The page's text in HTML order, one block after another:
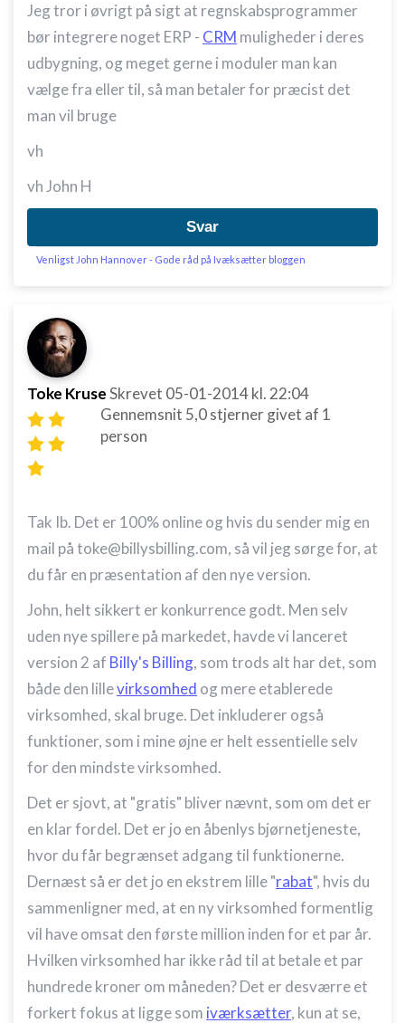
Jeg tror i øvrigt på sigt at regnskabsprogrammer
bør integrere noget ERP - CRM muligheder i deres
udbygning, og meget gerne i moduler man kan
vælge fra eller til, så man betaler for præcist det
man vil bruge
vh
vh John H
Svar
Venligst John Hannover - Gode råd på Ivæksætter bloggen
Toke KruseSkrevet 05-01-2014kl. 22:04
Gennemsnit 5,0stjerner givet af 1
person
Tak Ib. Det er 100% online og hvis du sender mig en
mail på toke@billysbilling.com, så vil jeg sørge for, at
du får en præsentation af den nye version.
John, helt sikkert er konkurrence godt. Men selv
uden nye spillere på markedet, havde vi lanceret
version 2 af Billy's Billing, som trods alt har det, som
både den lillevirksomhed og mere etablerede
virksomhed, skal bruge. Det inkluderer også
funktioner, som i mine øjne er helt essentielle selv
for den mindste virksomhed.
Det er sjovt, at "gratis" bliver nævnt, som om det er
en klar fordel. Det er jo en åbenlys bjørnetjeneste,
hvor du får begrænset adgang til funktionerne.
Dernæst så er det jo en ekstrem lille "rabat", hvis du
sammenligner med, at en ny virksomhed formentlig
vil have omsat den første million inden for et par år.
Hvilken virksomhed har ikke råd til at betale et par
hundrede kroner om måneden? Det er desværre et
forkert fokus at ligge som iværksætter, kun at se,